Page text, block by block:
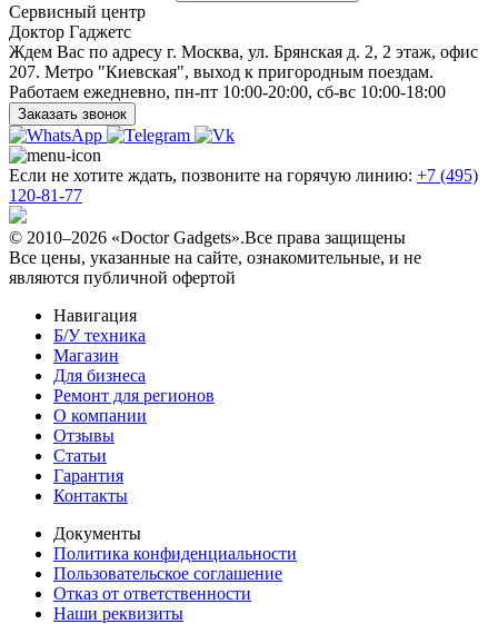
Сервисный центр
Доктор Гаджетс
Ждем Вас по адресу г. Москва, ул. Брянская д. 2, 2 этаж, офис
207. Метро "Киевская", выход к пригородным поездам.
Работаем ежедневно, пн-пт 10:00-20:00, сб-вс 10:00-18:00
Заказать звонок
Если не хотите ждать, позвоните на горячую линию: +7 (495)
120-81-77
© 2010–2026 «Doctor Gadgets».Все права защищены
Все цены, указанные на сайте, ознакомительные, и не
являются публичной офертой
Навигация
Б/У техникa
Магазин
Для бизнеса
Ремонт для регионов
О компании
Отзывы
Статьи
Гарантия
Контакты
Документы
Политика конфиденциальности
Пользовательское соглашение
Отказ от ответственности
Наши реквизиты